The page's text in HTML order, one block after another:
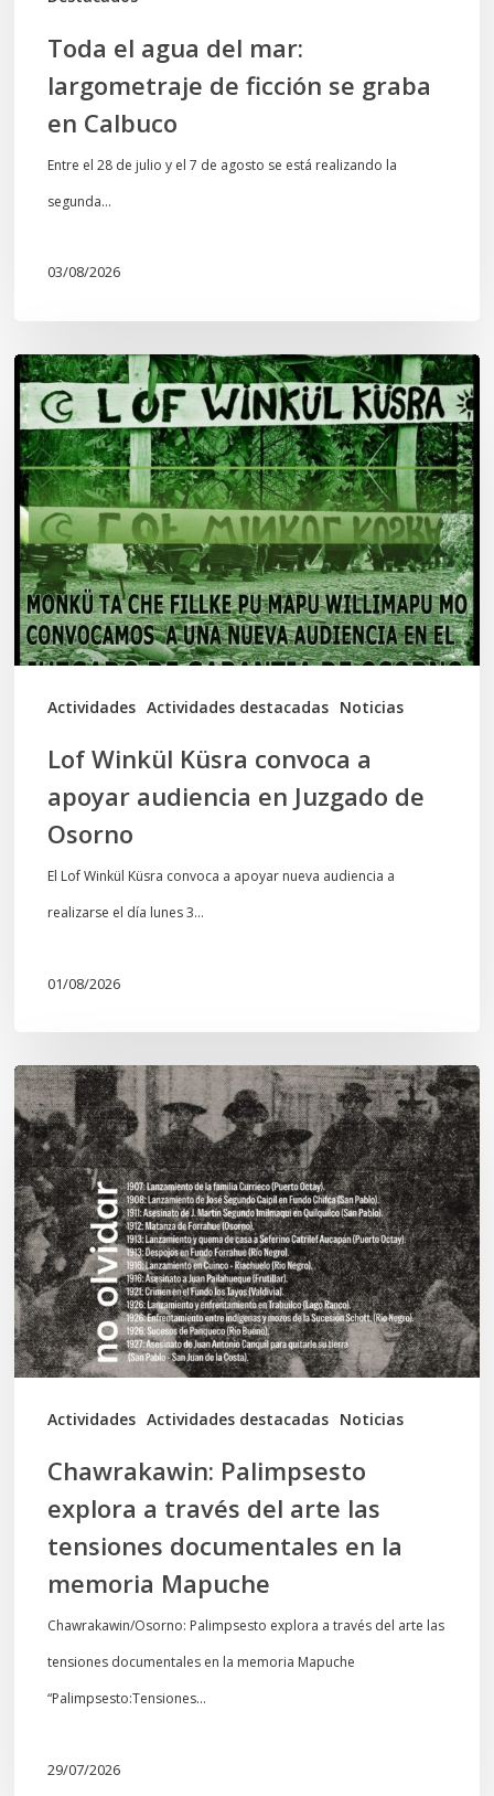
Toda el agua del mar:
largometraje de ficción se graba
en Calbuco
Entre el 28 de julio y el 7 de agosto se está realizando la
segunda…
03/08/2026
Actividades Actividades destacadas Noticias
Lof
Winkül
Küsra
convoca
a
apoyar
audiencia
en
Juzgado
Lof Winkül Küsra convoca a
apoyar audiencia en Juzgado de
Osorno
El Lof Winkül Küsra convoca a apoyar nueva audiencia a
realizarse el día lunes 3…
01/08/2026
Actividades Actividades destacadas Noticias
Chawrakawin:
Palimpsesto
explora
a
través
del
arte
las
tensiones
documentales
memoria
Mapuche
Chawrakawin: Palimpsesto
explora a través del arte las
tensiones documentales en la
memoria Mapuche
Chawrakawin/Osorno: Palimpsesto explora a través del arte las
tensiones documentales en la memoria Mapuche
“Palimpsesto:Tensiones…
29/07/2026